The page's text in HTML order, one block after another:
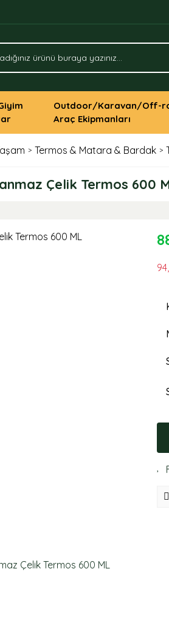
Outdoor/Karavan/Off-
Araç Ekipmanları
Termos & Matara & Bardak
Çelik Termos 600